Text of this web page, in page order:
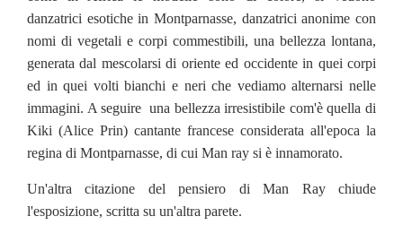
danzatrici esotiche in Montparnasse, danzatrici anonime con
nomi di vegetali e corpi commestibili, una bellezza lontana,
generata dal mescolarsi di oriente ed occidente in quei corpi
ed in quei volti bianchi e neri che vediamo alternarsi nelle
immagini. A seguire una bellezza irresistibile com'è quella di
Kiki (Alice Prin) cantante francese considerata all'epoca la
regina di Montparnasse, di cui Man ray si è innamorato.
Un'altra citazione del pensiero di Man Ray chiude
l'esposizione, scritta su un'altra parete.